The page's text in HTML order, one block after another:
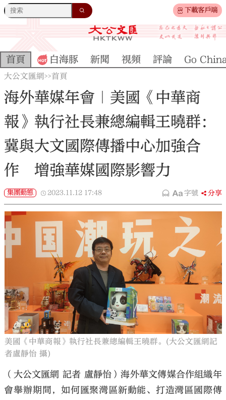
下載客戶端
大公文匯
首頁 白海豚 新聞 視頻 評論 Go
大公文匯網>>首頁
海外華媒年會｜美國《中華商
報》執行社長兼總編輯王曉群：
冀與大文國際傳播中心加強合
作 增強華媒國際影響力
集團動態 2023.11.12 17:48 字號 分享
美國《中華商報》執行社長兼總編輯王曉群。(大公文匯網記
者盧靜怡 攝)
（大公文匯網 記者 盧靜怡）海外華文傳媒合作組織年
會舉辦期間，如何匯聚灣區新動能、打造灣區國際傳